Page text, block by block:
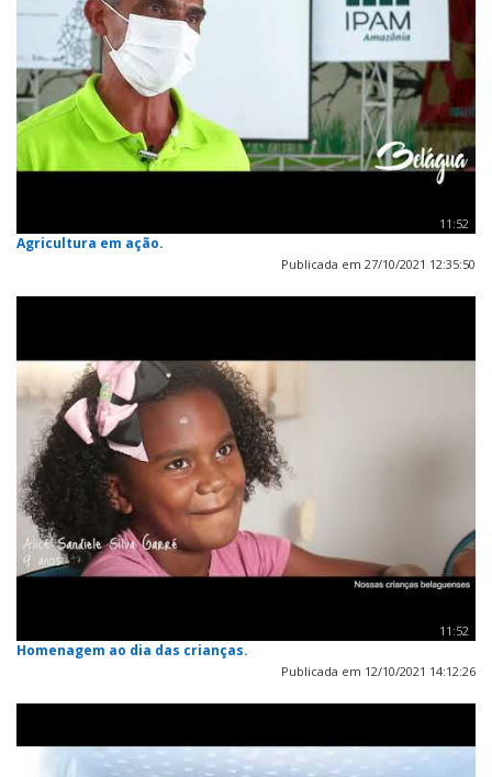
11:52
Agricultura em ação.
Publicada em 27/10/2021 12:35:50
11:52
Homenagem ao dia das crianças.
Publicada em 12/10/2021 14:12:26